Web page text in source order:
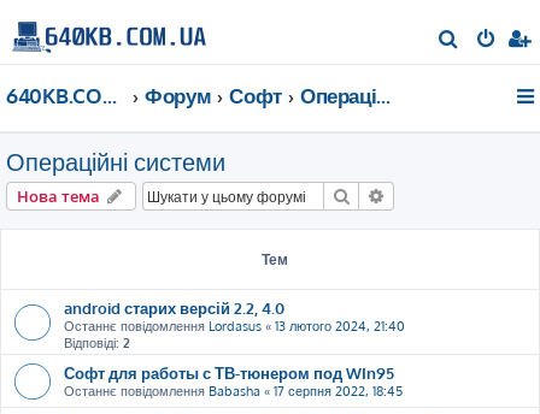
о
640KB.COM.UA Форум Софт Операційні системи
Операційні системи
Нова тема Пошук
Тем
android старих версій 2.2, 4.0
Останнє повідомлення Lordasus « 13 лютого 2024, 21:40
Відповіді: 2
Софт для работы с ТВ-тюнером под WIn95
Останнє повідомлення Babasha « 17 серпня 2022, 18:45